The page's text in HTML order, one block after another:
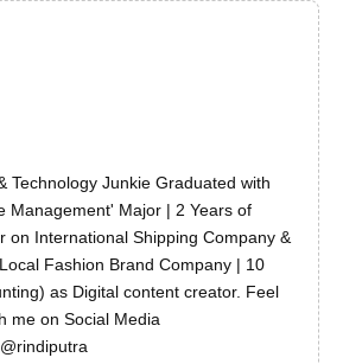
Technology Junkie Graduated with
Management' Major | 2 Years of
on International Shipping Company &
Fashion Brand Company | 10
as Digital content creator. Feel
me on Social Media